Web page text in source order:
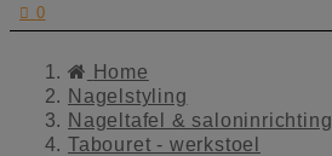
 0
Home
Nagelstyling
Nageltafel & saloninrichting
Tabouret - werkstoel